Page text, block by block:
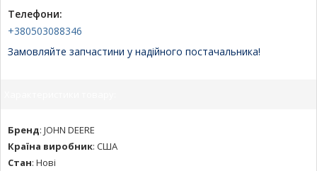
Телефони:
+380503088346
Замовляйте запчастини у надійного постачальника!
Бренд: JOHN DEERE
Країна виробник: США
Стан: Нові